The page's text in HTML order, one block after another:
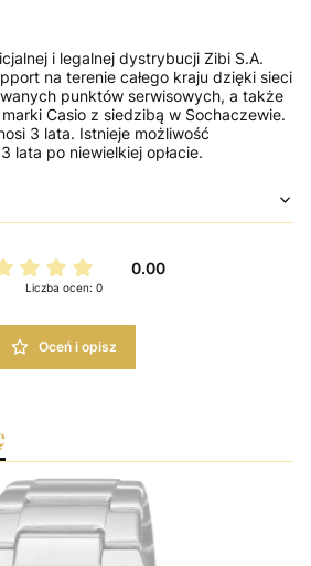
i legalnej dystrybucji Zibi S.A.
na terenie całego kraju dzięki sieci
punktów serwisowych, a także
Casio z siedzibą w Sochaczewie.
3 lata. Istnieje możliwość
lata po niewielkiej opłacie.
0.00
Liczba ocen: 0
Oceń i opisz